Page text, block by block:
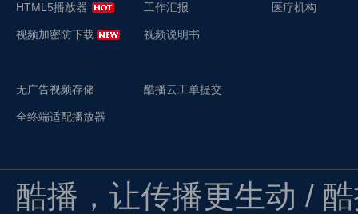
HTML5播放器
视频加密防下载
无广告视频存储
全终端适配播放器
工作汇报
视频说明书
酷播云工单提交
医疗机构
酷播，让传播更生动 /